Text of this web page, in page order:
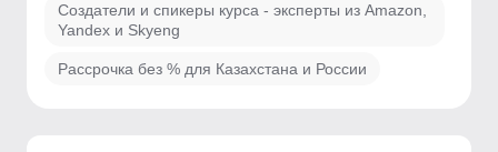
Создатели и спикеры курса - эксперты из Amazon,
Yandex и Skyeng
Рассрочка без % для Казахстана и России